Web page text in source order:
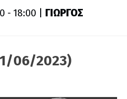
- 18:00 | ΓΙΩΡΓΟΣ
06/2023)